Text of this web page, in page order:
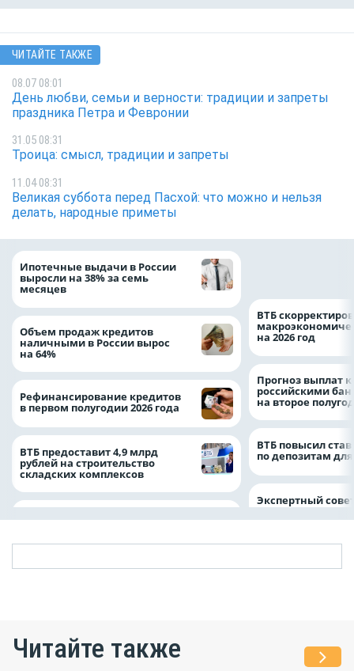
ЧИТАЙТЕ ТАКЖЕ
08.07 08:01
День любви, семьи и верности: традиции и запреты
праздника Петра и Февронии
31.05 08:31
Троица: смысл, традиции и запреты
11.04 08:31
Великая суббота перед Пасхой: что можно и нельзя
делать, народные приметы
Ипотечные выдачи в России
выросли на 38% за семь
месяцев
Объем продаж кредитов
наличными в России вырос
на 64%
Рефинансирование кредитов
в первом полугодии 2026 года
ВТБ предоставит 4,9 млрд
рублей на строительство
складских комплексов
ВТБ
на 2026 год
Прогноз выплат
российскими
на второе
ВТБ повысил
по депозитам
Экспертный
Читайте также